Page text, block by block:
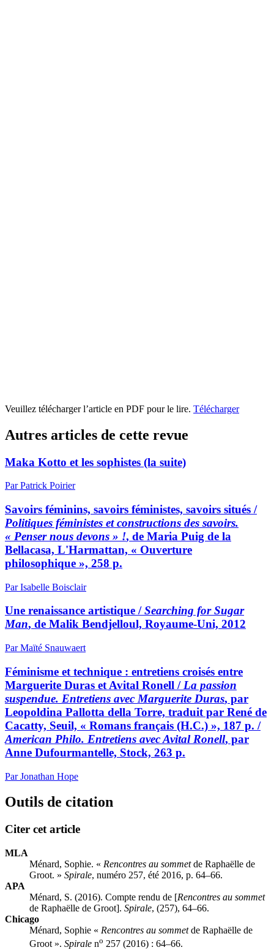
Veuillez télécharger l’article en PDF pour le lire. Télécharger
Autres articles de cette revue
Maka Kotto et les sophistes (la suite)
Par Patrick Poirier
Savoirs féminins, savoirs féministes, savoirs situés /
Politiques féministes et constructions des savoirs.
« Penser nous devons » !, de Maria Puig de la
Bellacasa, L'Harmattan, « Ouverture
philosophique », 258 p.
Par Isabelle Boisclair
Une renaissance artistique /Searching for Sugar
Man, de Malik Bendjelloul, Royaume-Uni, 2012
Par Maïté Snauwaert
Féminisme et technique : entretiens croisés entre
Marguerite Duras et Avital Ronell / La passion
suspendue. Entretiens avec Marguerite Duras, par
Leopoldina Pallotta della Torre, traduit par René de
Cacatty, Seuil, « Romans français (H.C.) », 187 p. /
American Philo. Entretiens avec Avital Ronell, par
Anne Dufourmantelle, Stock, 263 p.
Par Jonathan Hope
Outils de citation
Citer cet article
MLA
Ménard, Sophie. « Rencontres au sommetde Raphaëlle de
Groot. » Spirale, numéro 257, été 2016, p. 64–66.
APA
Ménard, S. (2016). Compte rendu de [Rencontres au sommet
de Raphaëlle de Groot]. Spirale, (257), 64–66.
Chicago
Ménard, Sophie « Rencontres au sommetde Raphaëlle de
Groot ». Spirale no 257 (2016) : 64–66.